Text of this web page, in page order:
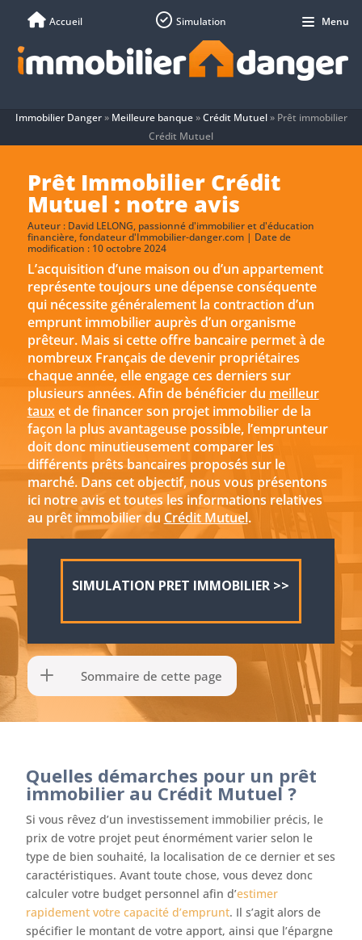
Immobilier Danger» Meilleure banque»Crédit Mutuel» Prêt immobilier
Crédit Mutuel
Prêt Immobilier Crédit
Mutuel : notre avis
Auteur : David LELONG, passionné d'immobilier et d'éducation
financière, fondateur d'Immobilier-danger.com | Date de
modification : 10 octobre 2024
L’acquisition d’une maison ou d’un appartement
représente toujours une dépense conséquente
qui nécessite généralement la contraction d’un
emprunt immobilier auprès d’un organisme
prêteur. Mais si cette offre bancaire permet à de
nombreux Français de devenir propriétaires
chaque année, elle engage ces derniers sur
plusieurs années. Afin de bénéficier du meilleur
tauxet de financer son projet immobilier de la
façon la plus avantageuse possible, l’emprunteur
doit donc minutieusement comparer les
différents prêts bancaires proposés sur le
marché. Dans cet objectif, nous vous présentons
ici notre avis et toutes les informations relatives
au prêt immobilier du Crédit Mutuel.
SIMULATION PRET IMMOBILIER >>
Sommaire de cette page
Quelles démarches pour un prêt
immobilier au Crédit Mutuel ?
Si vous rêvez d’un investissement immobilier précis, le
prix de votre projet peut énormément varier selon le
type de bien souhaité, la localisation de ce dernier et ses
caractéristiques. Avant toute chose, vous devez donc
calculer votre budget personnel afin d’estimer
rapidement votre capacité d’emprunt. Il s’agit alors de
spécifier le montant de votre apport, ainsi que l’épargne
Accueil Simulation Menu